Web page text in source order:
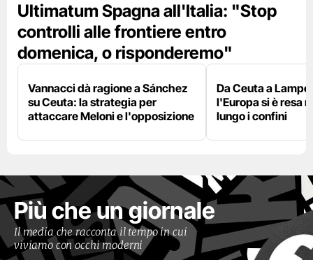
Ultimatum Spagna all'Italia: "Stop
controlli alle frontiere entro
domenica, o risponderemo"
Vannacci dà ragione a Sánchez
su Ceuta: la strategia per
attaccare Meloni e l'opposizione
Da Ceuta a
l'Europa si è resa
lungo i confini
Più che un giornale
Il media che racconta il tempo in cui
viviamo con occhi moderni